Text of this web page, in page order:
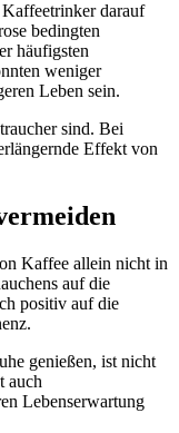
darauf
bedingten
häufigsten
weniger
Leben sein.
sind. Bei
Effekt von
Kaffee allein nicht in
auf die
positiv auf die
genießen, ist nicht
auch
Lebenserwartung